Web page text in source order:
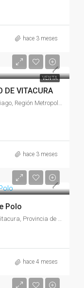
hace 3 meses
VENTA
DE VITACURA
hace 3 meses
Polo
Escribano Diego Rutal, Jardín del Este, Vitacura, Provincia de Santiago, Región Metropolitana de Santiago, 1740440, Chile
hace 4 meses